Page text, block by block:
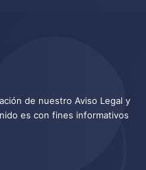
de nuestro Aviso Legal y
es con fines informativos